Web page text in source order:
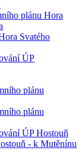
plánu Hora
Svatého
ÚP
plánu
plánu
ÚP Hostouň
- k Mutěnínu